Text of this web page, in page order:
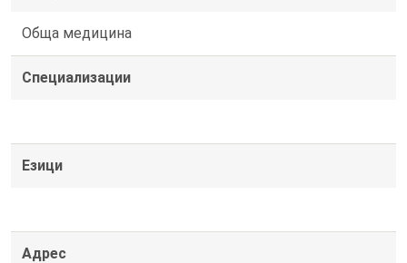
Обща медицина
Специализации
Езици
Адрес